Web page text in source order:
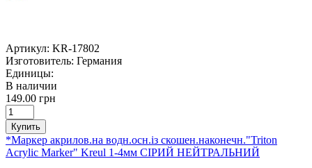
Артикул: KR-17802
Изготовитель: Германия
Единицы:
В наличии
149.00 грн
Купить
*Маркер акрилов.на водн.осн.із скошен.наконечн."Triton
Acrylic Marker" Kreul 1-4мм СІРИЙ НЕЙТРАЛЬНИЙ